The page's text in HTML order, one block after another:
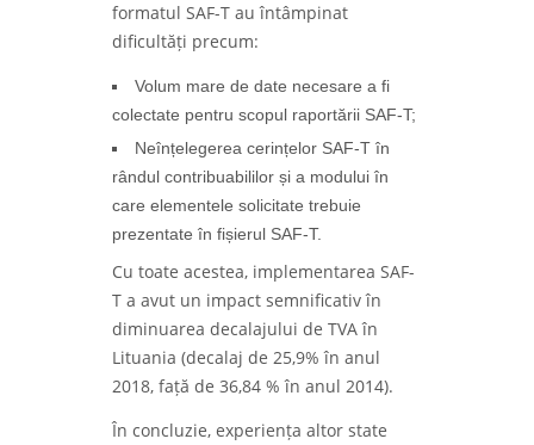
formatul SAF-T au întâmpinat
dificultăți precum:
Volum mare de date necesare a fi
colectate pentru scopul raportării SAF-T;
Neînțelegerea cerințelor SAF-T în
rândul contribuabililor și a modului în
care elementele solicitate trebuie
prezentate în fișierul SAF-T.
Cu toate acestea, implementarea SAF-
T a avut un impact semnificativ în
diminuarea decalajului de TVA în
Lituania (decalaj de 25,9% în anul
2018, față de 36,84 % în anul 2014).
În concluzie, experiența altor state